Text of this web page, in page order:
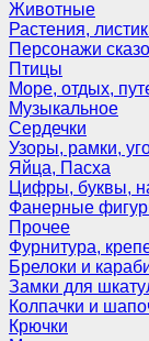
Животные
Растения,
Персонажи
Птицы
Море, отдых,
Музыкальное
Сердечки
Узоры, рамки,
Яйца, Пасха
Цифры, буквы,
Фанерные
Прочее
Фурнитура,
Брелоки и
Замки для
Колпачки и
Крючки